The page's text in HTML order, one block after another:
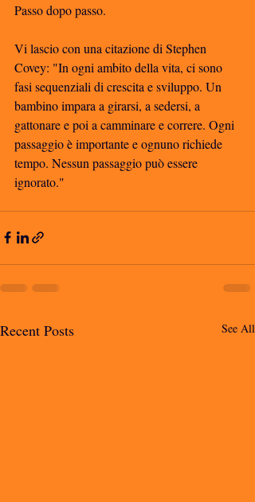
Passo dopo passo.
Vi lascio con una citazione di Stephen
Covey: "In ogni ambito della vita, ci sono
fasi sequenziali di crescita e sviluppo. Un
bambino impara a girarsi, a sedersi, a
gattonare e poi a camminare e correre. Ogni
passaggio è importante e ognuno richiede
tempo. Nessun passaggio può essere
ignorato."
Recent Posts See All